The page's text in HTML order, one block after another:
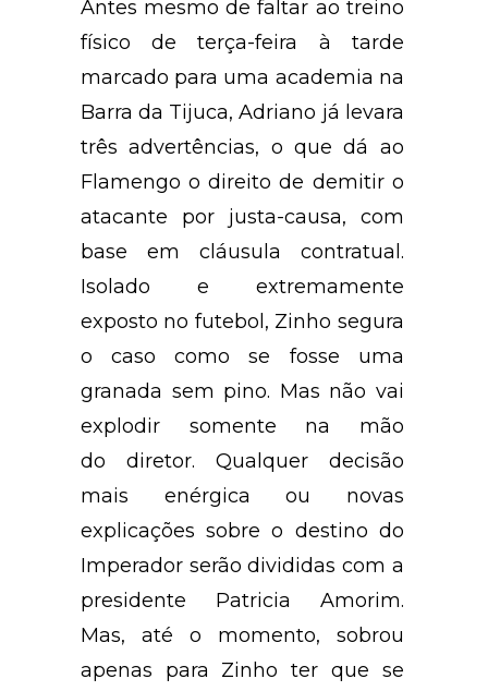
Antes mesmo de faltar ao treino
físico de terça-feira à tarde
marcado para uma academia na
Barra da Tijuca, Adriano já levara
três advertências, o que dá ao
Flamengo o direito de demitir o
atacante por justa-causa, com
base em cláusula contratual.
Isolado e extremamente
exposto no futebol, Zinho segura
o caso como se fosse uma
granada sem pino. Mas não vai
explodir somente na mão
do diretor. Qualquer decisão
mais enérgica ou novas
explicações sobre o destino do
Imperador serão divididas com a
presidente Patricia Amorim.
Mas, até o momento, sobrou
apenas para Zinho ter que se